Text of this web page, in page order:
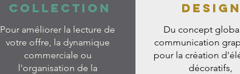
COLLECTION
Pour améliorer la lecture de
votre offre, la dynamique
commerciale ou
l'organisation de la
DESIGN
Du concept
communication
pour la création
décoratifs,